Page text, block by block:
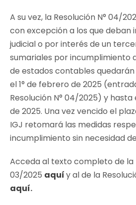
A su vez, la Resolución N° 04/
con excepción a los que deban
judicial o por interés de un
sumariales por incumplimiento
de estados contables quedarán
el 1° de febrero de 2025
Resolución N° 04/2025) y hasta
de 2025. Una vez vencido el
IGJ retomará las medidas
incumplimiento sin necesidad
Acceda al texto completo de la
03/2025 aquíy al de la
aquí.